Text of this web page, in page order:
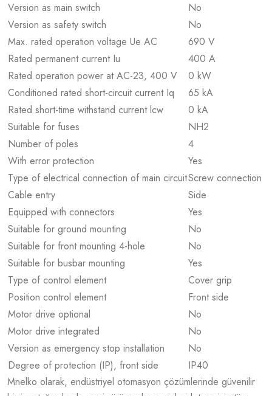
Version as main switch
No
Version as safety switch
No
Max. rated operation voltage Ue AC
690 V
Rated permanent current Iu
400 A
Rated operation power at AC-23, 400 V
0 kW
Conditioned rated short-circuit current Iq
65 kA
Rated short-time withstand current lcw
0 kA
Suitable for fuses
NH2
Number of poles
4
With error protection
Yes
Type of electrical connection of main circuitScrew connection
Cable entry
Side
Equipped with connectors
Yes
Suitable for ground mounting
No
Suitable for front mounting 4-hole
No
Suitable for busbar mounting
Yes
Type of control element
Cover grip
Position control element
Front side
Motor drive optional
No
Motor drive integrated
No
Version as emergency stop installation
No
Degree of protection (IP), front side
IP40
Mnelko olarak, endüstriyel otomasyon çözümlerinde güvenilir